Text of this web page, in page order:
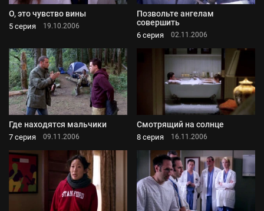
О, это чувство вины
5 серия 19.10.2006
Позвольте ангелам
совершить
6 серия 02.11.2006
Где находятся мальчики
7 серия 09.11.2006
Смотрящий на солнце
8 серия 16.11.2006